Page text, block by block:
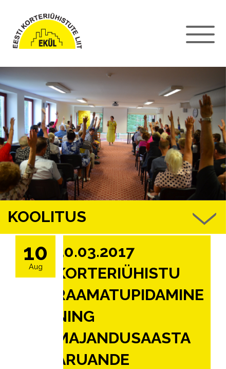
KOOLITUS
10
Aug
30.03.2017
KORTERIÜHISTU
RAAMATUPIDAMINE
NING
MAJANDUSAASTA
ARUANDE